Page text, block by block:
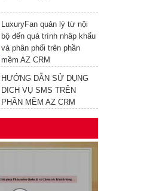
LuxuryFan quản lý từ nội
bộ đến quá trình nhâp khẩu
và phân phối trên phần
mềm AZ CRM
HƯỚNG DẪN SỬ DỤNG
DICH VỤ SMS TRÊN
PHẦN MỀM AZ CRM